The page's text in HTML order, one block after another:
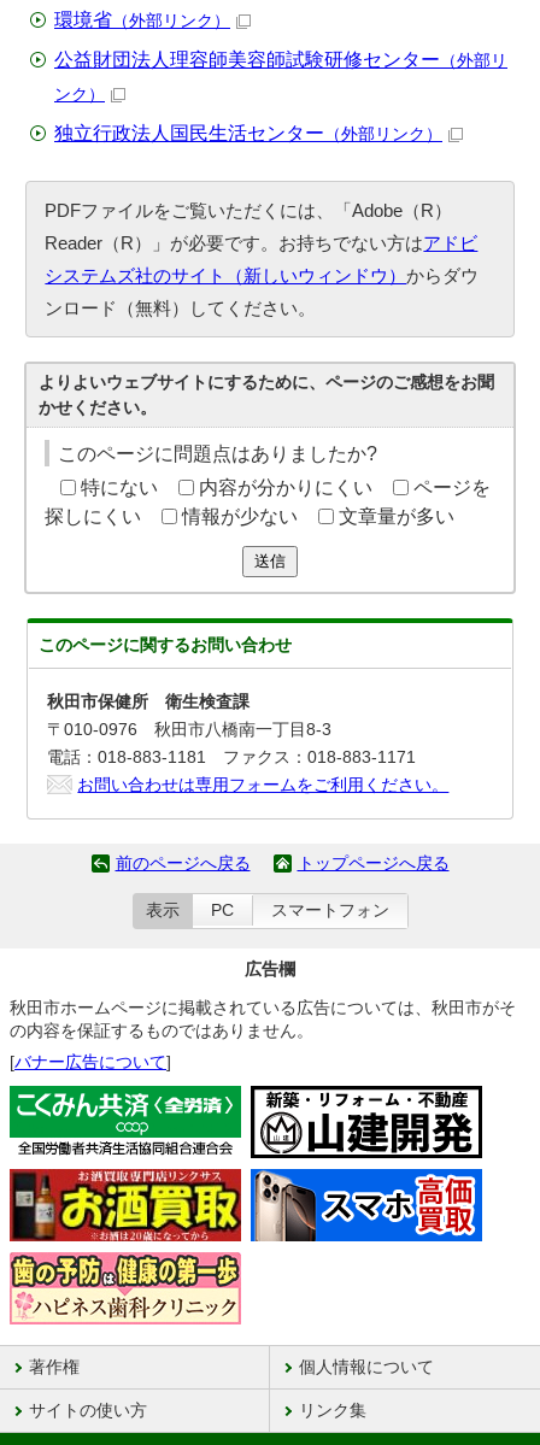
環境省 （外部リンク）
公益財団法人理容師美容師試験研修センター （外部リ
ンク）
独立行政法人国民生活センター （外部リンク）
PDFファイルをご覧いただくには、「Adobe（R）
Reader（R）」が必要です。お持ちでない方はアドビ
システムズ社のサイト（新しいウィンドウ）からダウ
ンロード（無料）してください。
よりよいウェブサイトにするために、ページのご感想をお聞
かせください。
このページに問題点はありましたか?
特にない
内容が分かりにくい
ページを
探しにくい
情報が少ない 文章量が多い
送信
このページに関するお問い合わせ
秋田市保健所 衛生検査課
〒010-0976 秋田市八橋南一丁目8-3
電話：018-883-1181 ファクス：018-883-1171
お問い合わせは専用フォームをご利用ください。
前のページへ戻る トップページへ戻る
表示 PC スマートフォン
広告欄
秋田市ホームページに掲載されている広告については、秋田市がそ
の内容を保証するものではありません。
[バナー広告について]
著作権 個人情報について
サイトの使い方 リンク集